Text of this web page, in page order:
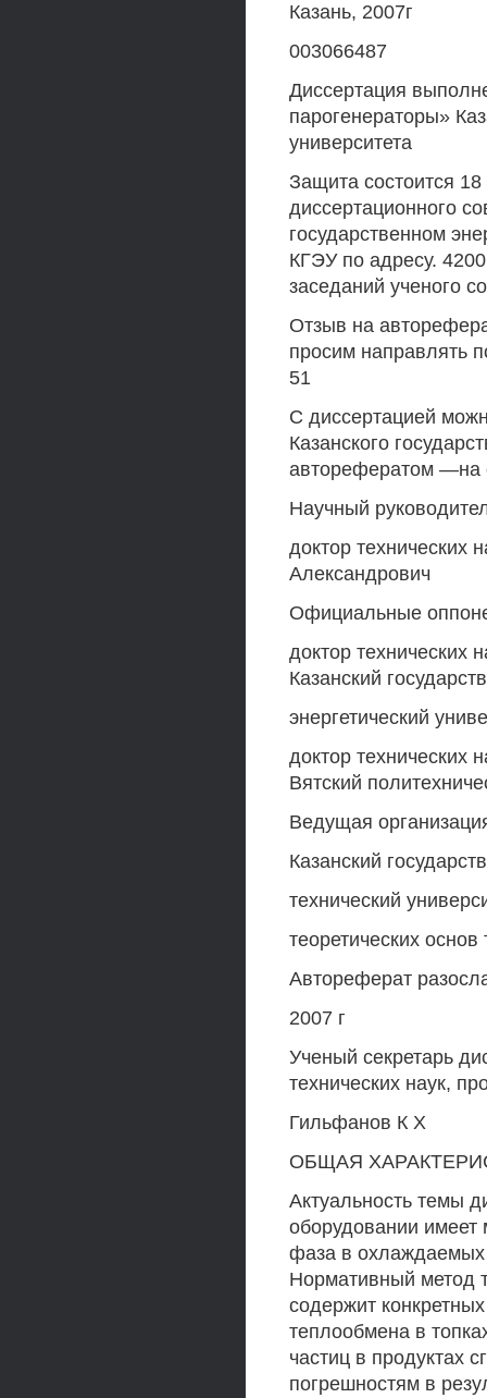
Казань, 2007г
003066487
Диссертация
парогенераторы»
университета
Защита состоится
диссертационного
государственном
КГЭУ по адресу.
заседаний ученого
Отзыв на
просим направлять
51
С диссертацией
Казанского
авторефератом —на
Научный
доктор технических
Александрович
Официальные
доктор технических
Казанский
энергетический
доктор технических
Вятский
Ведущая
Казанский
технический
теоретических основ
Автореферат
2007 г
Ученый секретарь
технических наук,
Гильфанов К X
ОБЩАЯ
Актуальность темы
оборудовании имеет
фаза в охлаждаемых
Нормативный метод
содержит
теплообмена в
частиц в продуктах
погрешностям в